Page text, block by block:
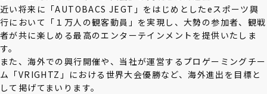
近い将来に「AUTOBACS JEGT」をはじめとしたeスポーツ興
行において「１万人の観客動員」を実現し、大勢の参加者、観戦
者が共に楽しめる最高のエンターテインメントを提供いたしま
す。
また、海外での興行開催や、当社が運営するプロゲーミングチー
ム「VRIGHTZ」における世界大会優勝など、海外進出を目標と
して掲げてまいります。